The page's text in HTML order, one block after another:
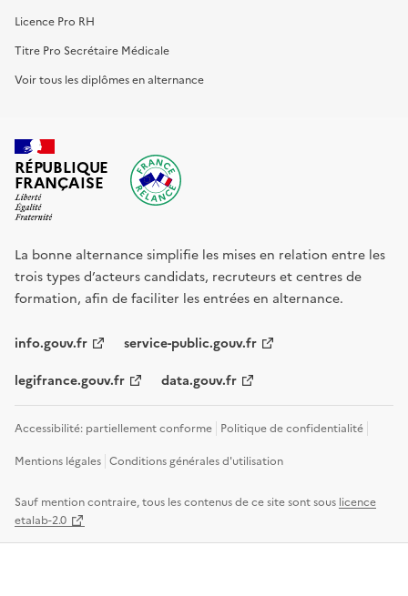
Licence Pro RH
Titre Pro Secrétaire Médicale
Voir tous les diplômes en alternance
RÉPUBLIQUE
FRANÇAISE
La bonne alternance simplifie les mises en relation entre les
trois types d’acteurs candidats, recruteurs et centres de
formation, afin de faciliter les entrées en alternance.
info.gouv.fr service-public.gouv.fr
legifrance.gouv.fr data.gouv.fr
Accessibilité: partiellement conforme Politique de confidentialité
Mentions légales Conditions générales d'utilisation
Sauf mention contraire, tous les contenus de ce site sont sous licence
etalab-2.0